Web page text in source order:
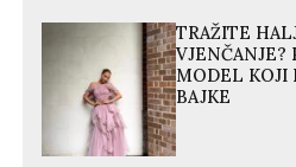
TRAŽITE
VJENČANJE?
MODEL KOJI
BAJKE